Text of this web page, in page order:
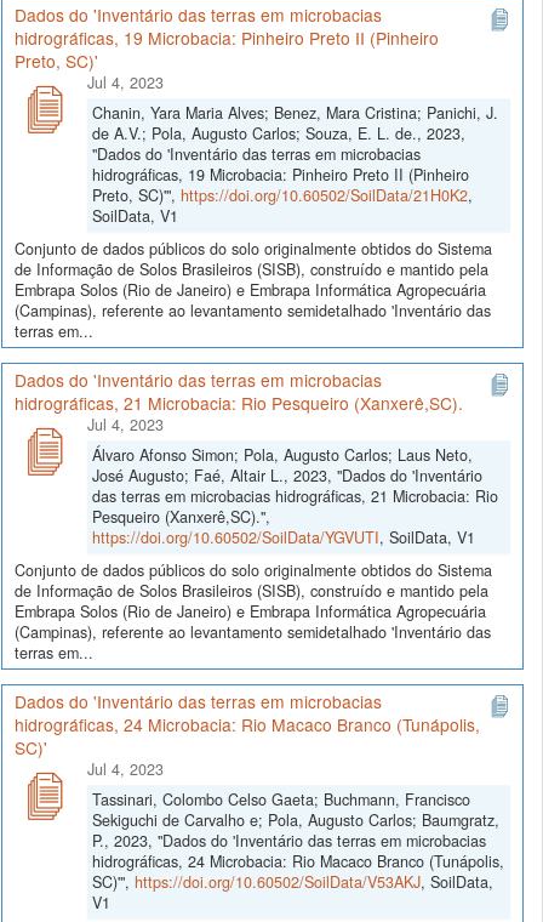
Dados do 'Inventário das terras em microbacias
hidrográficas, 19 Microbacia: Pinheiro Preto II (Pinheiro
Preto, SC)'
Jul 4, 2023
Chanin, Yara Maria Alves; Benez, Mara Cristina; Panichi, J.
de A.V.; Pola, Augusto Carlos; Souza, E. L. de., 2023,
"Dados do 'Inventário das terras em microbacias
hidrográficas, 19 Microbacia: Pinheiro Preto II (Pinheiro
Preto, SC)'", https://doi.org/10.60502/SoilData/21H0K2,
SoilData, V1
Conjunto de dados públicos do solo originalmente obtidos do Sistema
de Informação de Solos Brasileiros (SISB), construído e mantido pela
Embrapa Solos (Rio de Janeiro) e Embrapa Informática Agropecuária
(Campinas), referente ao levantamento semidetalhado 'Inventário das
terras em...
Dados do 'Inventário das terras em microbacias
hidrográficas, 21 Microbacia: Rio Pesqueiro (Xanxerê,SC).
Jul 4, 2023
Álvaro Afonso Simon; Pola, Augusto Carlos; Laus Neto,
José Augusto; Faé, Altair L., 2023, "Dados do 'Inventário
das terras em microbacias hidrográficas, 21 Microbacia: Rio
Pesqueiro (Xanxerê,SC).",
https://doi.org/10.60502/SoilData/YGVUTI, SoilData, V1
Conjunto de dados públicos do solo originalmente obtidos do Sistema
de Informação de Solos Brasileiros (SISB), construído e mantido pela
Embrapa Solos (Rio de Janeiro) e Embrapa Informática Agropecuária
(Campinas), referente ao levantamento semidetalhado 'Inventário das
terras em...
Dados do 'Inventário das terras em microbacias
hidrográficas, 24 Microbacia: Rio Macaco Branco (Tunápolis,
SC)'
Jul 4, 2023
Tassinari, Colombo Celso Gaeta; Buchmann, Francisco
Sekiguchi de Carvalho e; Pola, Augusto Carlos; Baumgratz,
P., 2023, "Dados do 'Inventário das terras em microbacias
hidrográficas, 24 Microbacia: Rio Macaco Branco (Tunápolis,
SC)'", https://doi.org/10.60502/SoilData/V53AKJ, SoilData,
V1